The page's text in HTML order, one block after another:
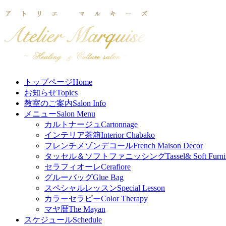
トップページHome
お知らせTopics
教室のご案内Salon Info
メニューSalon Menu
カルトナージュ Cartonnage
インテリア茶箱Interior Chabako
フレンチメゾンデコールFrench Maison Decor
タッセル＆ソフトファニッシングTassel& Soft
セラフィオーレCerafiore
グルーバッグGlue Bag
スペシャルレッスンSpecial Lesson
カラーセラピーColor Therapy
マヤ暦The Mayan
スケジュールSchedule